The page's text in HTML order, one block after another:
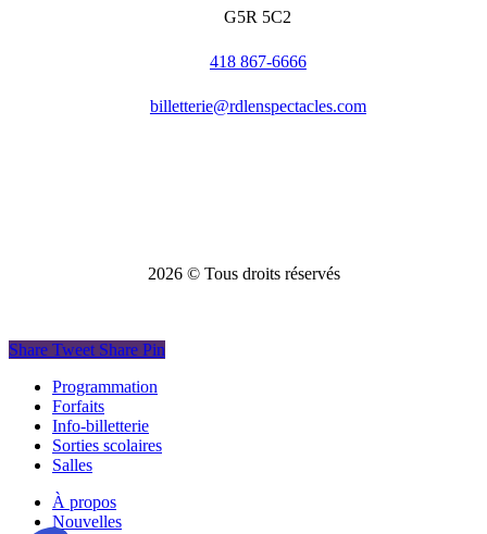
G5R 5C2
418 867-6666
billetterie@rdlenspectacles.com
2026© Tous droits réservés
Share Tweet Share Pin
Close
Menu
Programmation
Forfaits
Info-billetterie
Sorties scolaires
Salles
À propos
Nouvelles